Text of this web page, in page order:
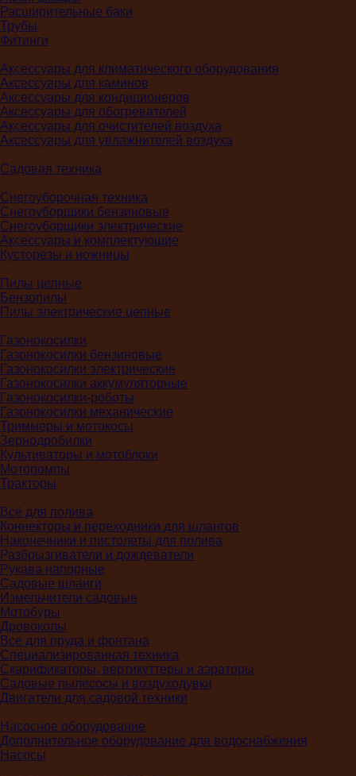
Расширительные баки
Трубы
Фитинги
Аксессуары для климатического оборудования
Аксессуары для каминов
Аксессуары для кондиционеров
Аксессуары для обогревателей
Аксессуары для очистителей воздуха
Аксессуары для увлажнителей воздуха
Садовая техника
Снегоуборочная техника
Снегоуборщики бензиновые
Снегоуборщики электрические
Аксессуары и комплектующие
Кусторезы и ножницы
Пилы цепные
Бензопилы
Пилы электрические цепные
Газонокосилки
Газонокосилки бензиновые
Газонокосилки электрические
Газонокосилки аккумуляторные
Газонокосилки-роботы
Газонокосилки механические
Триммеры и мотокосы
Зернодробилки
Культиваторы и мотоблоки
Мотопомпы
Тракторы
Всё для полива
Коннекторы и переходники для шлангов
Наконечники и пистолеты для полива
Разбрызгиватели и дождеватели
Рукава напорные
Садовые шланги
Измельчители садовые
Мотобуры
Дровоколы
Все для пруда и фонтана
Специализированная техника
Скарификаторы, вертикуттеры и аэраторы
Садовые пылесосы и воздуходувки
Двигатели для садовой техники
Насосное оборудование
Дополнительное оборудование для водоснабжения
Насосы